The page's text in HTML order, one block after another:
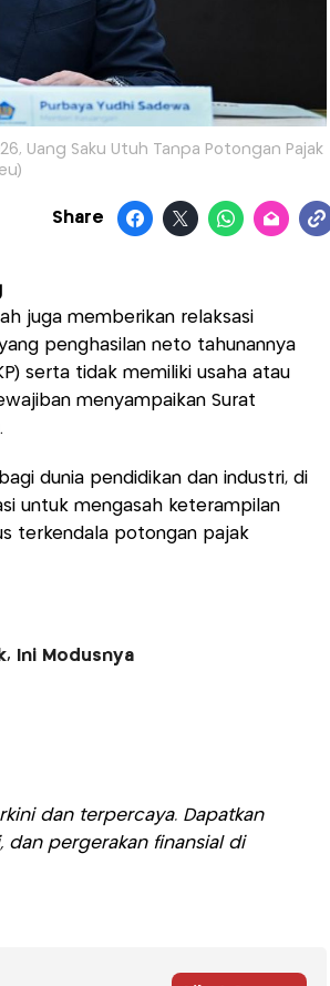
Uang Saku Utuh Tanpa Potongan Pajak
Share
juga memberikan relaksasi
penghasilan neto tahunannya
serta tidak memiliki usaha atau
menyampaikan Surat
dunia pendidikan dan industri, di
untuk mengasah keterampilan
terkendala potongan pajak
Ini Modusnya
dan terpercaya. Dapatkan
dan pergerakan finansial di